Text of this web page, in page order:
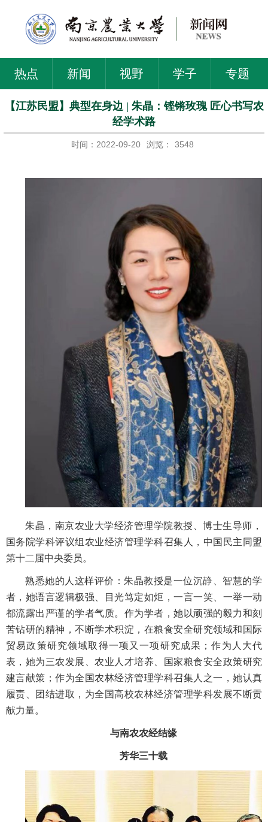
热点 新闻 视野 学子 专题
【江苏民盟】典型在身边 | 朱晶：铿锵玫瑰 匠心书写农
经学术路
时间：2022-09-20 浏览： 3548
朱晶，南京农业大学经济管理学院教授、博士生导师，
国务院学科评议组农业经济管理学科召集人，中国民主同盟
第十二届中央委员。
熟悉她的人这样评价：朱晶教授是一位沉静、智慧的学
者，她语言逻辑极强、目光笃定如炬，一言一笑、一举一动
都流露出严谨的学者气质。作为学者，她以顽强的毅力和刻
苦钻研的精神，不断学术积淀，在粮食安全研究领域和国际
贸易政策研究领域取得一项又一项研究成果；作为人大代
表，她为三农发展、农业人才培养、国家粮食安全政策研究
建言献策；作为全国农林经济管理学科召集人之一，她认真
履责、团结进取，为全国高校农林经济管理学科发展不断贡
献力量。
与南农农经结缘
芳华三十载